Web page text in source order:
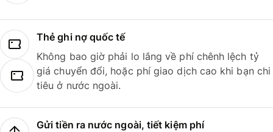
Thẻ ghi nợ quốc tế
Không bao giờ phải lo lắng về phí chênh lệch tỷ
giá chuyển đổi, hoặc phí giao dịch cao khi bạn chi
tiêu ở nước ngoài.
Gửi tiền ra nước ngoài, tiết kiệm phí